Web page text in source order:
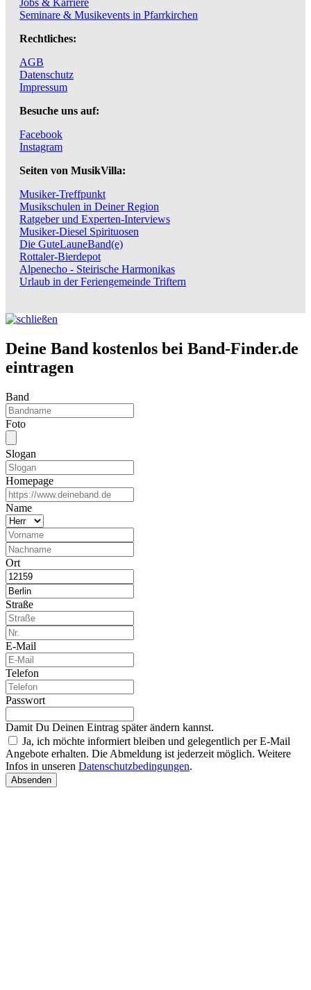
Jobs & Karriere
Seminare & Musikevents in Pfarrkirchen
Rechtliches:
AGB
Datenschutz
Impressum
Besuche uns auf:
Facebook
Instagram
Seiten von MusikVilla:
Musiker-Treffpunkt
Musikschulen in Deiner Region
Ratgeber und Experten-Interviews
Musiker-Diesel Spirituosen
Die GuteLauneBand(e)
Rottaler-Bierdepot
Alpenecho - Steirische Harmonikas
Urlaub in der Feriengemeinde Triftern
Deine Band kostenlos bei Band-Finder.de
eintragen
Band
Foto
Slogan
Homepage
Name
Ort
Straße
E-Mail
Telefon
Passwort
Damit Du Deinen Eintrag später ändern kannst.
Ja, ich möchte informiert bleiben und gelegentlich per E-Mail
Angebote erhalten. Die Abmeldung ist jederzeit möglich. Weitere
Infos in unseren Datenschutzbedingungen.
Absenden